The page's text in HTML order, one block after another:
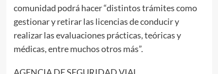
comunidad podrá hacer “distintos trámites como
gestionar y retirar las licencias de conducir y
realizar las evaluaciones prácticas, teóricas y
médicas, entre muchos otros más”.